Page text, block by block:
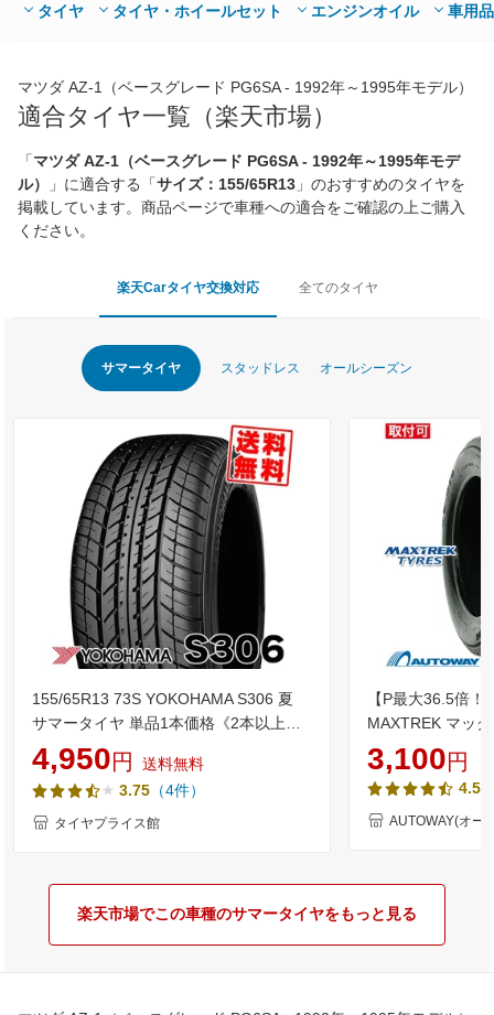
タイヤ タイヤ・ホイールセット エンジンオイル 車用品
マツダ AZ-1（ベースグレード PG6SA - 1992年～1995年モデル）
適合タイヤ一覧（楽天市場）
「マツダ AZ-1（ベースグレード PG6SA - 1992年～1995年モデ
ル）
」に適合する「サイズ：155/65R13 」のおすすめのタイヤを
掲載しています。商品ページで車種への適合をご確認の上ご購入
ください。
楽天Carタイヤ交換対応 全てのタイヤ
サマータイヤ スタッドレス オールシーズン
155/65R13 73S YOKOHAMA S306 夏
サマータイヤ 単品1本価格《2本以上ご
購入で送料無料》【取付対象】
4,950円
送料無料
3.75 （4件）
タイヤプライス館
【P最大36.5倍
MAXTREK マッ
810(PC) 155/
13 155/65-13) サ
単品 2本 4本 13
3,100円
4.51
AUTOWAY(オー
楽天市場でこの車種のサマータイヤをもっと見る